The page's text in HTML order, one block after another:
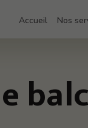
Accueil Nos